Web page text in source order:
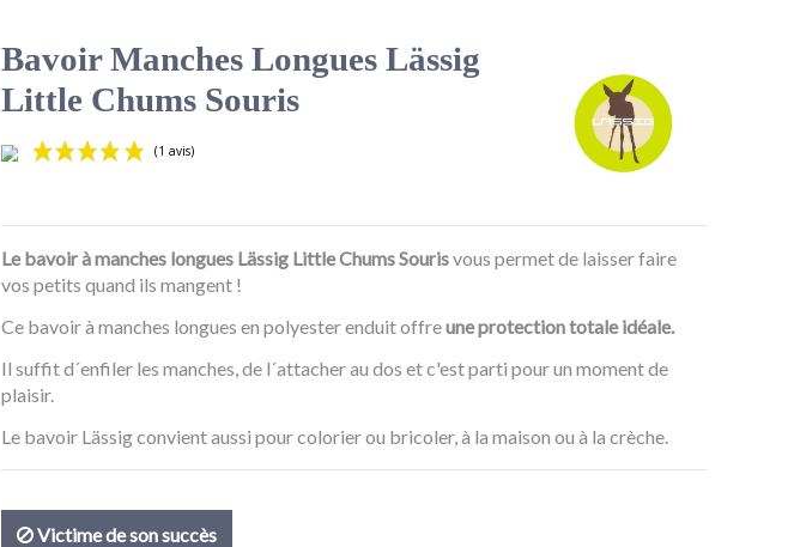
Bavoir Manches Longues Lässig
Little Chums Souris
Le bavoir à manches longues Lässig Little Chums Sourisvous permet de laisser faire
vos petits quand ils mangent !
Ce bavoir à manches longues en polyester enduit offreune protection totale idéale.
Il suffit d´enfiler les manches, de l´attacher au dos et c'est parti pour un moment de
plaisir.
Le bavoir Lässig convient aussi pour colorier ou bricoler, à la maison ou à la crèche.
Victime de son succès